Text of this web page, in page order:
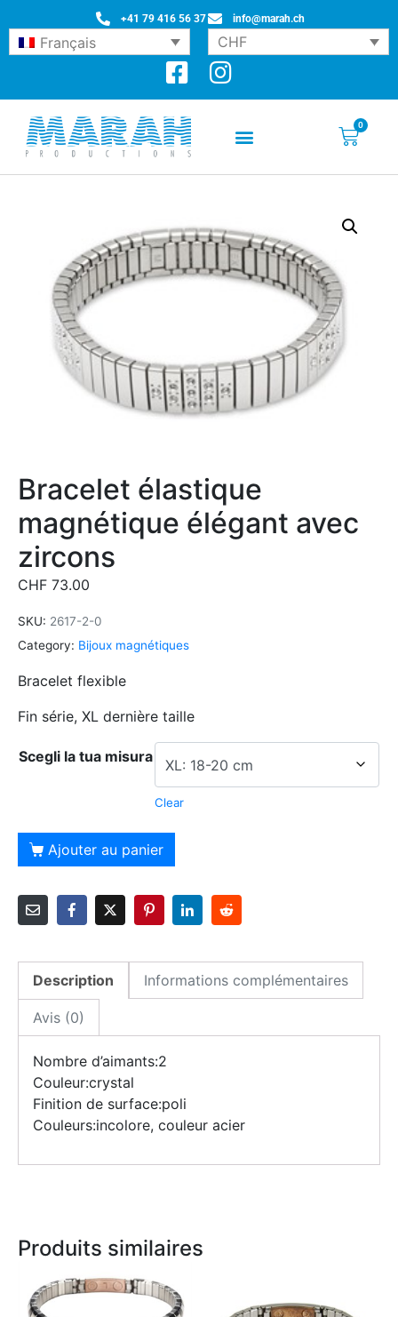
+41 79 416 56 37 info@marah.ch
Français CHF
0
Bracelet élastique
magnétique élégant avec
zircons
CHF 73.00
SKU: 2617-2-0
Category: Bijoux magnétiques
Bracelet flexible
Fin série, XL dernière taille
Scegli la tua misura
Clear
Ajouter au panier
Description Informations complémentaires
Avis (0)
Nombre d’aimants:2
Couleur:crystal
Finition de surface:poli
Couleurs:incolore, couleur acier
Produits similaires